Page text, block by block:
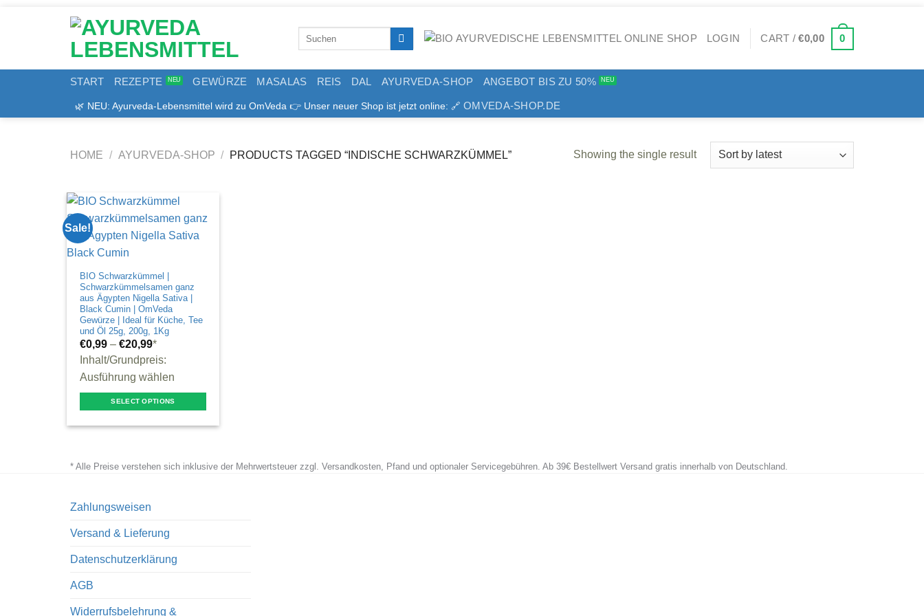
LOGIN CART /€0,00 0
START REZEPTE GEWÜRZE MASALAS REIS DAL AYURVEDA-SHOP ANGEBOT BIS ZU 50%
🌿 NEU: Ayurveda-Lebensmittel wird zu OmVeda 👉 Unser neuer Shop ist jetzt online: 🔗 OMVEDA-SHOP.DE
HOME / AYURVEDA-SHOP / PRODUCTS TAGGED “INDISCHE SCHWARZKÜMMEL” Showing the single result
Sale!
BIO Schwarzkümmel |
Schwarzkümmelsamen ganz
aus Ägypten Nigella Sativa |
Black Cumin | OmVeda
Gewürze | Ideal für Küche, Tee
und Öl 25g, 200g, 1Kg
€0,99 –€20,99*
Inhalt/Grundpreis:
Ausführung wählen
SELECT OPTIONS
multiple
The
may
be
on
the
* Alle Preise verstehen sich inklusive der Mehrwertsteuer zzgl. Versandkosten, Pfand und optionaler Servicegebühren. Ab 39€ Bestellwert Versand gratis innerhalb von Deutschland.
Zahlungsweisen
Versand & Lieferung
Datenschutzerklärung
AGB
Widerrufsbelehrung &